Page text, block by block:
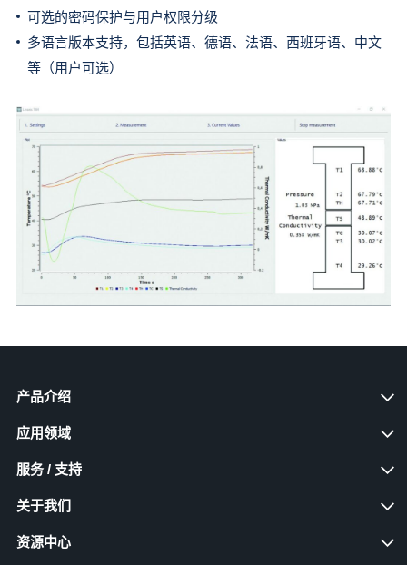
可选的密码保护与用户权限分级
多语言版本支持，包括英语、德语、法语、西班牙语、中文
等（用户可选）
产品介绍
应用领域
服务 / 支持
关于我们
资源中心